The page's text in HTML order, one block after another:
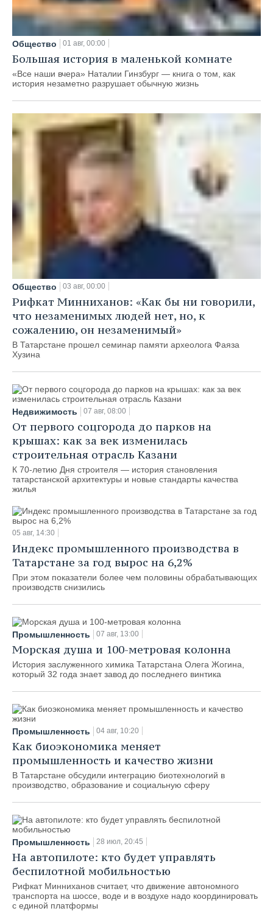
Общество 01 авг, 00:00
Большая история в маленькой комнате
«Все наши вчера» Наталии Гинзбург — книга о том, как
история незаметно разрушает обычную жизнь
Общество 03 авг, 00:00
Рифкат Минниханов: «Как бы ни говорили,
что незаменимых людей нет, но, к
сожалению, он незаменимый»
В Татарстане прошел семинар памяти археолога Фаяза
Хузина
Недвижимость 07 авг, 08:00
От первого соцгорода до парков на
крышах: как за век изменилась
строительная отрасль Казани
К 70-летию Дня строителя — история становления
татарстанской архитектуры и новые стандарты качества
жилья
05 авг, 14:30
Индекс промышленного производства в
Татарстане за год вырос на 6,2%
При этом показатели более чем половины обрабатывающих
производств снизились
Промышленность 07 авг, 13:00
Морская душа и 100-метровая колонна
История заслуженного химика Татарстана Олега Жогина,
который 32 года знает завод до последнего винтика
Промышленность 04 авг, 10:20
Как биоэкономика меняет
промышленность и качество жизни
В Татарстане обсудили интеграцию биотехнологий в
производство, образование и социальную сферу
Промышленность 28 июл, 20:45
На автопилоте: кто будет управлять
беспилотной мобильностью
Рифкат Минниханов считает, что движение автономного
транспорта на шоссе, воде и в воздухе надо координировать
с единой платформы